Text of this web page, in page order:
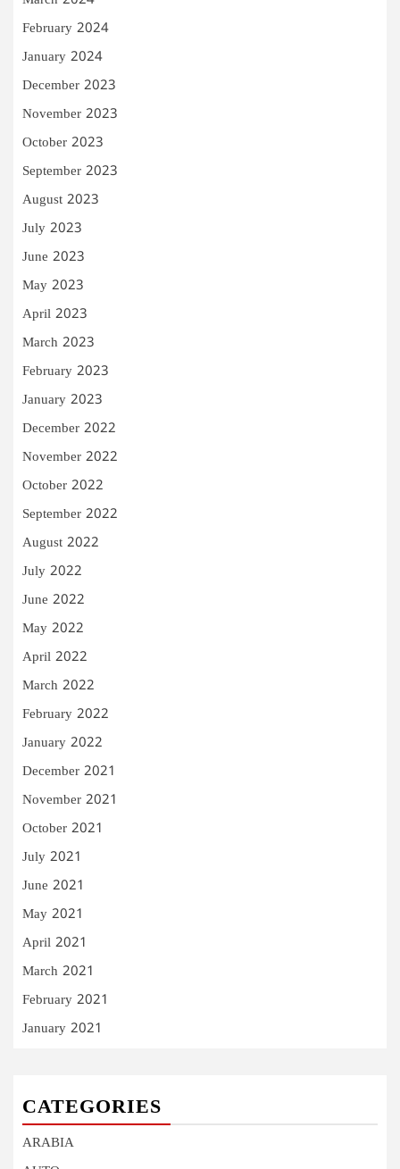
February 2024
January 2024
December 2023
November 2023
October 2023
September 2023
August 2023
July 2023
June 2023
May 2023
April 2023
March 2023
February 2023
January 2023
December 2022
November 2022
October 2022
September 2022
August 2022
July 2022
June 2022
May 2022
April 2022
March 2022
February 2022
January 2022
December 2021
November 2021
October 2021
July 2021
June 2021
May 2021
April 2021
March 2021
February 2021
January 2021
CATEGORIES
ARABIA